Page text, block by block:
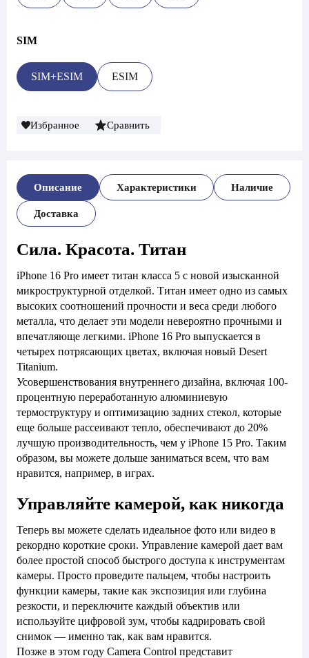
SIM
SIM+ESIM ESIM
Избранное Сравнить
Описание Характеристики Наличие
Доставка
Сила. Красота. Титан
iPhone 16 Pro имеет титан класса 5 с новой изысканной
микроструктурной отделкой. Титан имеет одно из самых
высоких соотношений прочности и веса среди любого
металла, что делает эти модели невероятно прочными и
впечатляюще легкими. iPhone 16 Pro выпускается в
четырех потрясающих цветах, включая новый Desert
Titanium.
Усовершенствования внутреннего дизайна, включая 100-
процентную переработанную алюминиевую
термоструктуру и оптимизацию задних стекол, которые
еще больше рассеивают тепло, обеспечивают до 20%
лучшую производительность, чем у iPhone 15 Pro. Таким
образом, вы можете дольше заниматься всем, что вам
нравится, например, в играх.
Управляйте камерой, как никогда
Теперь вы можете сделать идеальное фото или видео в
рекордно короткие сроки. Управление камерой дает вам
более простой способ быстрого доступа к инструментам
камеры. Просто проведите пальцем, чтобы настроить
функции камеры, такие как экспозиция или глубина
резкости, и переключите каждый объектив или
используйте цифровой зум, чтобы кадрировать свой
снимок — именно так, как вам нравится.
Позже в этом году Camera Control представит